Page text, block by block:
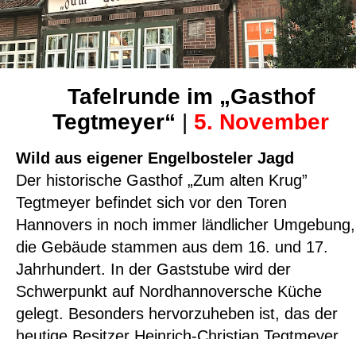
Tafelrunde im „Gasthof
Tegtmeyer“ | 5. November
Wild aus eigener Engelbosteler Jagd
Der historische Gasthof „Zum alten Krug”
Tegtmeyer befindet sich vor den Toren
Hannovers in noch immer ländlicher Umgebung,
die Gebäude stammen aus dem 16. und 17.
Jahrhundert. In der Gaststube wird der
Schwerpunkt auf Nordhannoversche Küche
gelegt. Besonders hervorzuheben ist, das der